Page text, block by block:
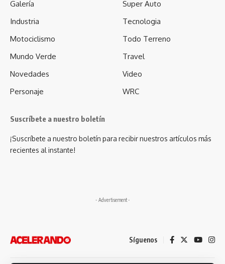
Galería
Industria
Motociclismo
Mundo Verde
Novedades
Personaje
Super Auto
Tecnologia
Todo Terreno
Travel
Video
WRC
Suscríbete a nuestro boletín
¡Suscríbete a nuestro boletín para recibir nuestros artículos más
recientes al instante!
- Advertisement -
Síguenos